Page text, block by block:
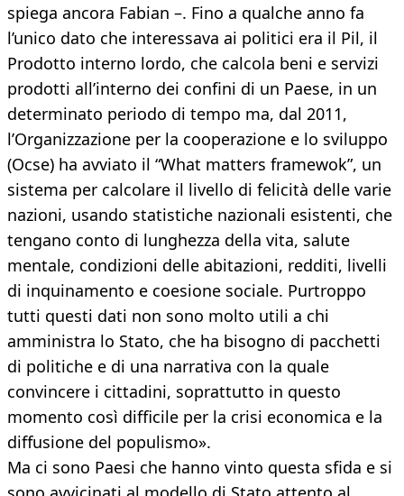
spiega ancora Fabian –. Fino a qualche anno fa
l’unico dato che interessava ai politici era il Pil, il
Prodotto interno lordo, che calcola beni e servizi
prodotti all’interno dei confini di un Paese, in un
determinato periodo di tempo ma, dal 2011,
l’Organizzazione per la cooperazione e lo sviluppo
(Ocse) ha avviato il “What matters framewok”, un
sistema per calcolare il livello di felicità delle varie
nazioni, usando statistiche nazionali esistenti, che
tengano conto di lunghezza della vita, salute
mentale, condizioni delle abitazioni, redditi, livelli
di inquinamento e coesione sociale. Purtroppo
tutti questi dati non sono molto utili a chi
amministra lo Stato, che ha bisogno di pacchetti
di politiche e di una narrativa con la quale
convincere i cittadini, soprattutto in questo
momento così difficile per la crisi economica e la
diffusione del populismo».
Ma ci sono Paesi che hanno vinto questa sfida e si